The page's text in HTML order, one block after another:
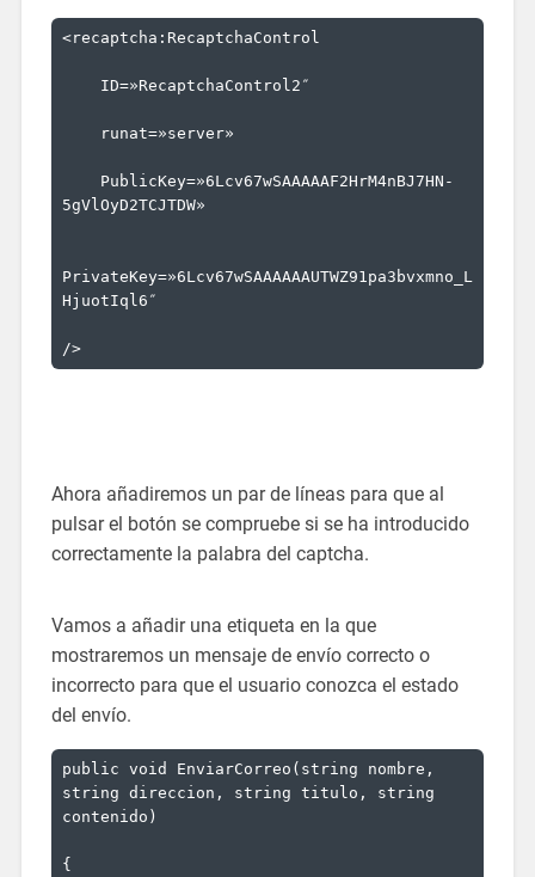
<recaptcha:RecaptchaControl
ID=»RecaptchaControl2″
runat=»server»
PublicKey=»6Lcv67wSAAAAAF2HrM4nBJ7HN-
5gVlOyD2TCJTDW»
PrivateKey=»6Lcv67wSAAAAAAUTWZ91pa3bvxmno_L
HjuotIql6″
/>
Ahora añadiremos un par de líneas para que al
pulsar el botón se compruebe si se ha introducido
correctamente la palabra del captcha.
Vamos a añadir una etiqueta en la que
mostraremos un mensaje de envío correcto o
incorrecto para que el usuario conozca el estado
del envío.
public void EnviarCorreo( string
string direccion, string titulo, string
contenido)
{